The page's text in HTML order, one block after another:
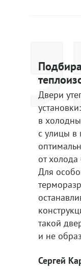
Двери
в
с улицы в
от холода
Для
такой
и не
Сергей